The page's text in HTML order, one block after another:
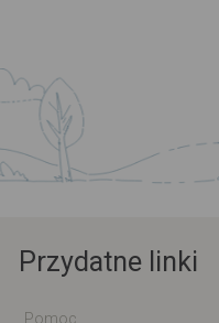
Przydatne linki
Pomoc